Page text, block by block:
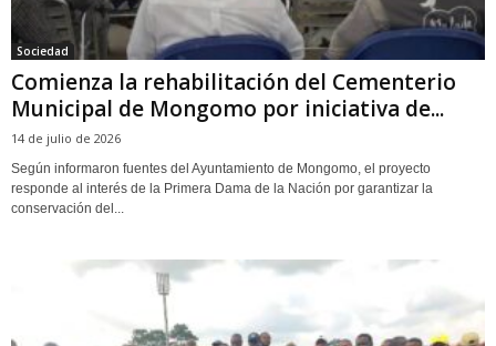
Sociedad
Comienza la rehabilitación del Cementerio
Municipal de Mongomo por iniciativa de...
14 de julio de 2026
Según informaron fuentes del Ayuntamiento de Mongomo, el proyecto
responde al interés de la Primera Dama de la Nación por garantizar la
conservación del...